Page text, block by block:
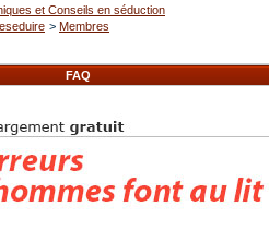
et Conseils en séduction
> Membres
FAQ